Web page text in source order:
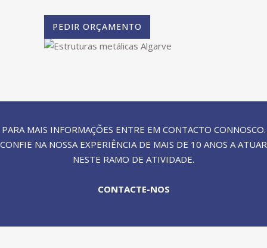
PEDIR ORÇAMENTO
PARA MAIS INFORMAÇÕES ENTRE EM CONTACTO CONNOSCO.
CONFIE NA NOSSA EXPERIÊNCIA DE MAIS DE 10 ANOS A ATUAR
NESTE RAMO DE ATIVIDADE.
CONTACTE-NOS